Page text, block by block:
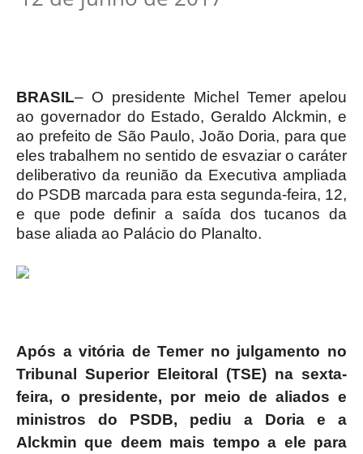
BRASIL– O presidente Michel Temer apelou
ao governador do Estado, Geraldo Alckmin, e
ao prefeito de São Paulo, João Doria, para que
eles trabalhem no sentido de esvaziar o caráter
deliberativo da reunião da Executiva ampliada
do PSDB marcada para esta segunda-feira, 12,
e que pode definir a saída dos tucanos da
base aliada ao Palácio do Planalto.
Após a vitória de Temer no julgamento no
Tribunal Superior Eleitoral (TSE) na sexta-
feira, o presidente, por meio de aliados e
ministros do PSDB, pediu a Doria e a
Alckmin que deem mais tempo a ele para